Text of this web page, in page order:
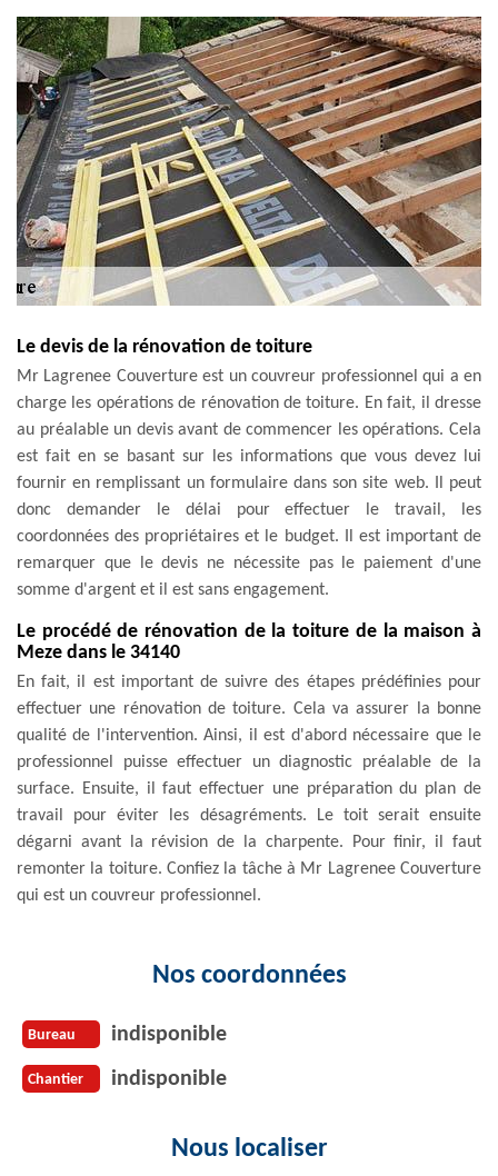
Le devis de la rénovation de toiture
Mr Lagrenee Couverture est un couvreur professionnel qui a en
charge les opérations de rénovation de toiture. En fait, il dresse
au préalable un devis avant de commencer les opérations. Cela
est fait en se basant sur les informations que vous devez lui
fournir en remplissant un formulaire dans son site web. Il peut
donc demander le délai pour effectuer le travail, les
coordonnées des propriétaires et le budget. Il est important de
remarquer que le devis ne nécessite pas le paiement d'une
somme d'argent et il est sans engagement.
Le procédé de rénovation de la toiture de la maison à
Meze dans le 34140
En fait, il est important de suivre des étapes prédéfinies pour
effectuer une rénovation de toiture. Cela va assurer la bonne
qualité de l'intervention. Ainsi, il est d'abord nécessaire que le
professionnel puisse effectuer un diagnostic préalable de la
surface. Ensuite, il faut effectuer une préparation du plan de
travail pour éviter les désagréments. Le toit serait ensuite
dégarni avant la révision de la charpente. Pour finir, il faut
remonter la toiture. Confiez la tâche à Mr Lagrenee Couverture
qui est un couvreur professionnel.
Nos coordonnées
Bureau indisponible
Chantier indisponible
Nous localiser